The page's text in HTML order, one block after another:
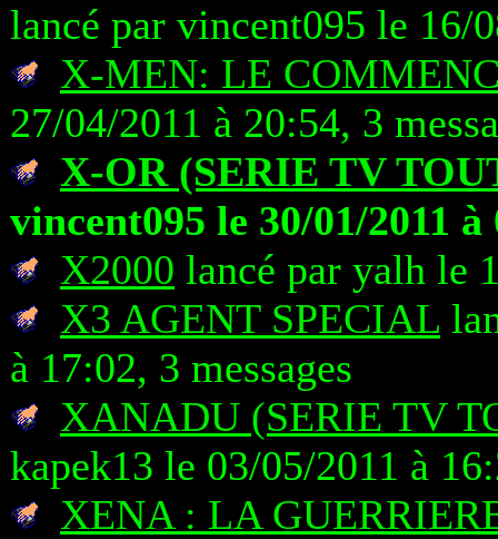
lancé par vincent095 le 16/
X-MEN: LE
27/04/2011 à 20:54, 3
X-OR (SERIE TV
vincent095 le 30/01/2011 à
X2000 lancé par yalh le
X3 AGENT SPECIAL
à 17:02, 3 messages
XANADU (SERIE TV
kapek13 le 03/05/2011 à
XENA : LA